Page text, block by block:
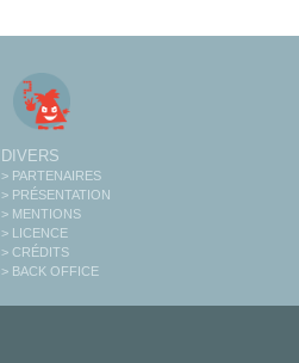
DIVERS
> PARTENAIRES
> PRÉSENTATION
> MENTIONS
> LICENCE
> CRÉDITS
> BACK OFFICE